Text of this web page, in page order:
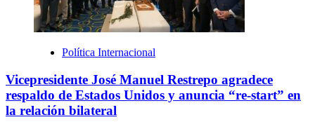
Política Internacional
Vicepresidente José Manuel Restrepo agradece
respaldo de Estados Unidos y anuncia “re-start” en
la relación bilateral